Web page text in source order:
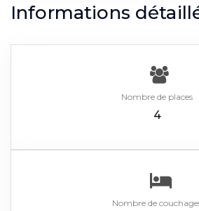
Informations
Nombre de places
4
Nombre de